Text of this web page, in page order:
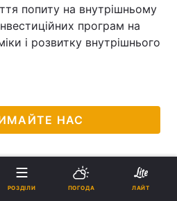
попиту на внутрішньому
програм на
і розвитку внутрішнього
НАС
РОЗДІЛИ ПОГОДА ЛАЙТ